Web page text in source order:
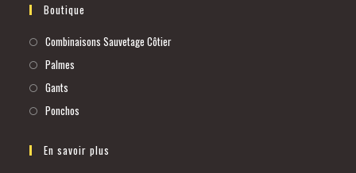
Boutique
Combinaisons Sauvetage Côtier
Palmes
Gants
Ponchos
En savoir plus